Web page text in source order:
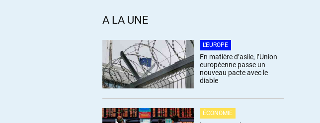
A LA UNE
L'EUROPE
En matière d’asile, l’Union
européenne passe un
nouveau pacte avec le
diable
ÉCONOMIE